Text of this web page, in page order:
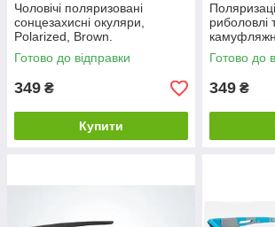
Чоловічі поляризовані
сонцезахисні окуляри,
Polarized, Brown.
Готово до відправки
349 ₴
Купити
риболовлі
Polarized,
Готово до
349 ₴